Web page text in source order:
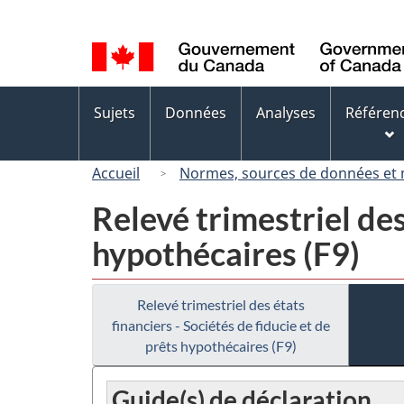
de
la
langue
des
Sujets Données Analyses
Accueil Normes, sources de données et
Relevé trimestriel
hypothécaires (F9)
Relevé trimestriel des états
financiers - Sociétés de fiducie et de
prêts hypothécaires (F9)